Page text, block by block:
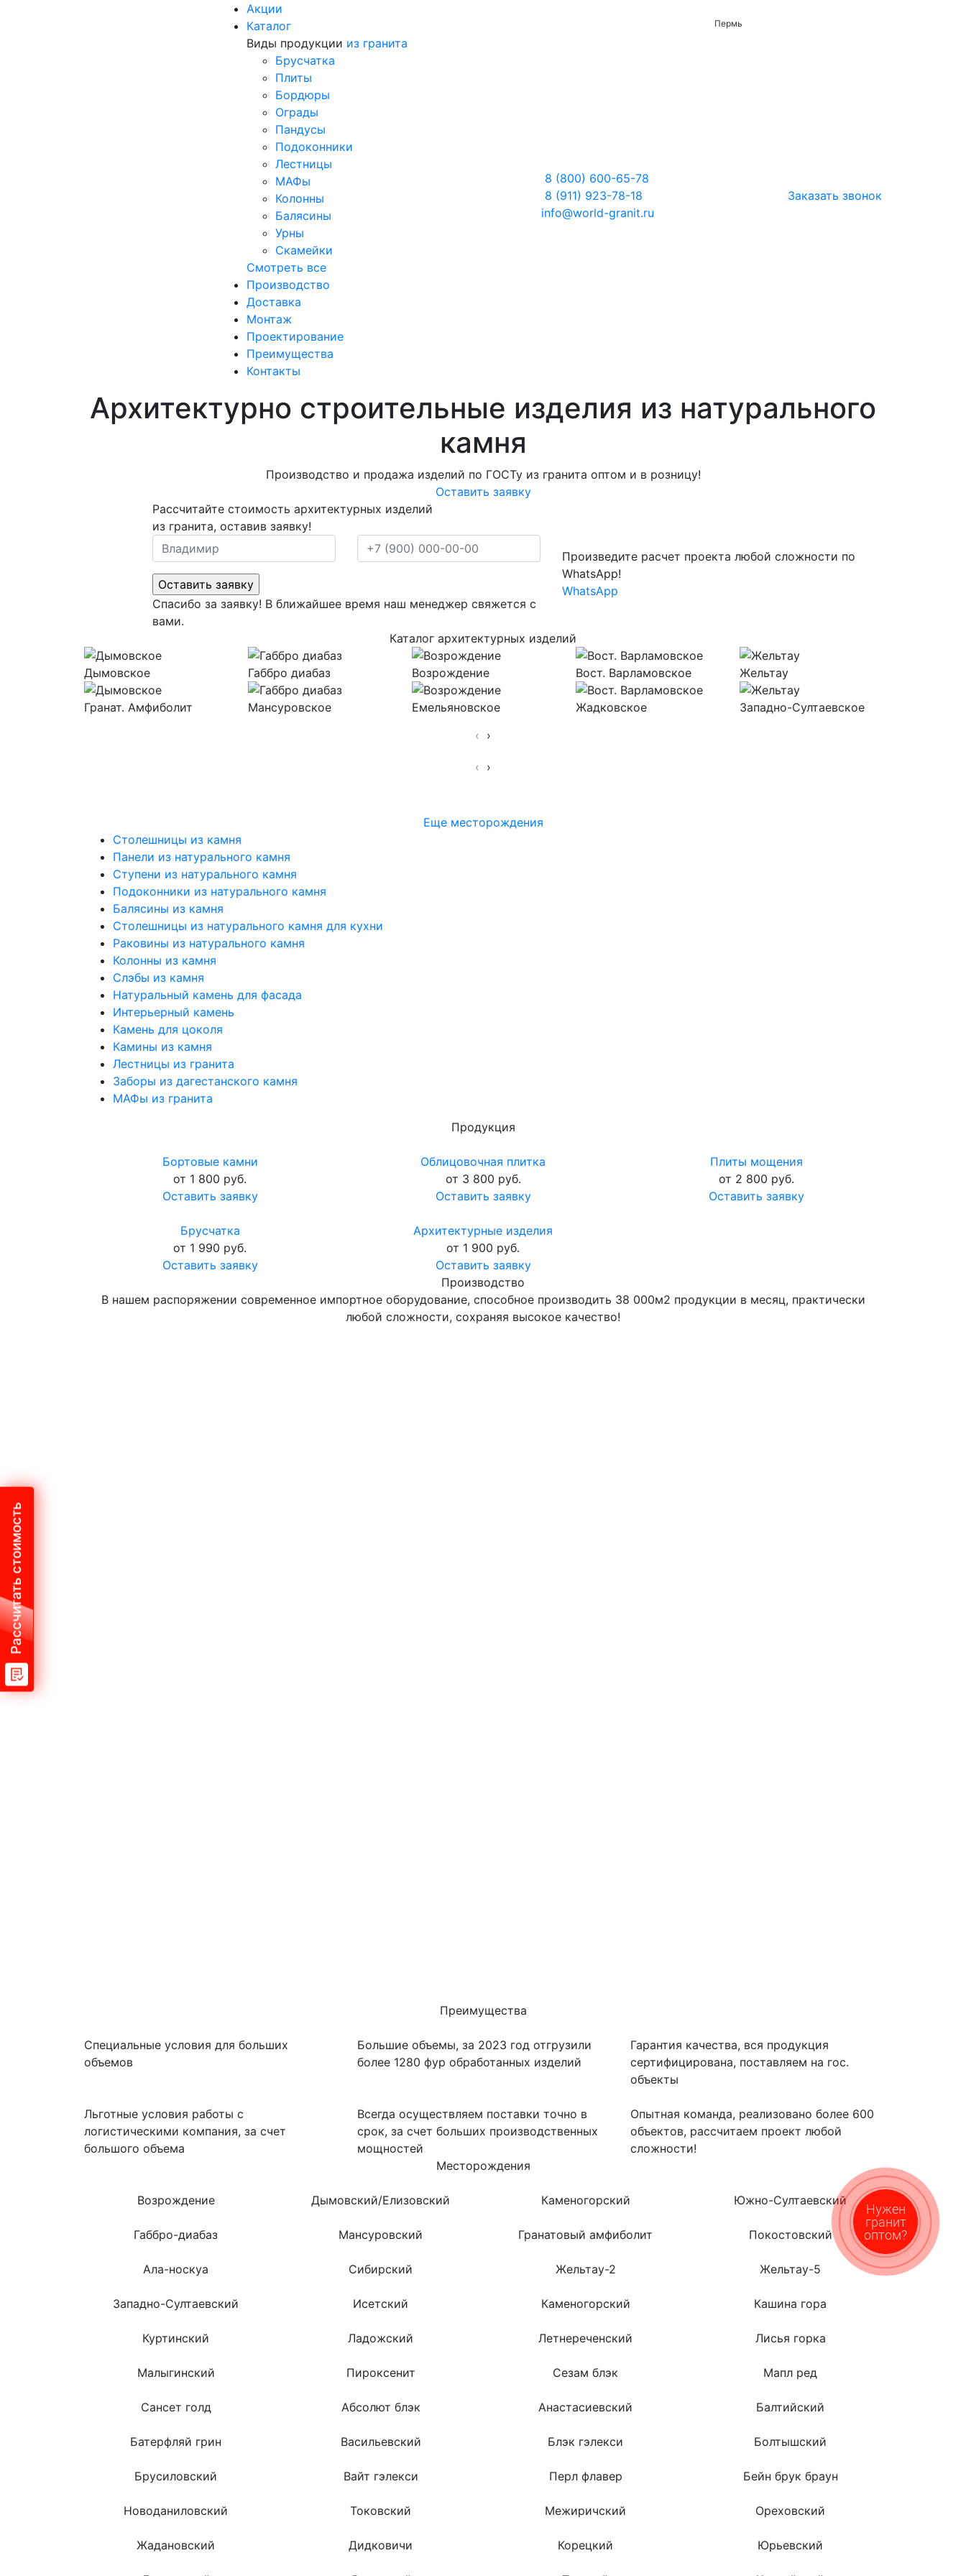
Акции
Каталог
Виды продукции из гранита
Брусчатка
Плиты
Бордюры
Ограды
Пандусы
Подоконники
Лестницы
МАФы
Колонны
Балясины
Урны
Скамейки
Смотреть все
Производство
Доставка
Монтаж
Проектирование
Преимущества
Контакты
Пермь
8 (800) 600-65-78
8 (911) 923-78-18
info@world-granit.ru
Заказать звонок
Архитектурно строительные изделия из натурального
камня
Производство и продажа изделий по ГОСТу из гранита оптом и в розницу!
Оставить заявку
Рассчитайте стоимость архитектурных изделий
из гранита, оставив заявку!
Спасибо за заявку! В ближайшее время наш менеджер свяжется с
вами.
Произведите расчет проекта любой сложности по
WhatsApp!
WhatsApp
Каталог архитектурных изделий
Дымовское
Гранат. Амфиболит
Габбро диабаз
Мансуровское
Возрождение
Емельяновское
Вост. Варламовское
Жадковское
Жельтау
Западно-Султаевское
‹ ›
‹ ›
Еще месторождения
Столешницы из камня
Панели из натурального камня
Ступени из натурального камня
Подоконники из натурального камня
Балясины из камня
Столешницы из натурального камня для кухни
Раковины из натурального камня
Колонны из камня
Слэбы из камня
Натуральный камень для фасада
Интерьерный камень
Камень для цоколя
Камины из камня
Лестницы из гранита
Заборы из дагестанского камня
МАФы из гранита
Продукция
Бортовые камни
от 1 800 руб.
Оставить заявку
Облицовочная плитка
от 3 800 руб.
Оставить заявку
Плиты мощения
от 2 800 руб.
Оставить заявку
Брусчатка
от 1 990 руб.
Оставить заявку
Архитектурные изделия
от 1 900 руб.
Оставить заявку
Производство
В нашем распоряжении современное импортное оборудование, способное производить 38 000м2 продукции в месяц, практически
любой сложности, сохраняя высокое качество!
Преимущества
Специальные условия для больших
объемов
Большие объемы, за 2023 год отгрузили
более 1280 фур обработанных изделий
Гарантия качества, вся продукция
сертифицирована, поставляем на гос.
объекты
Льготные условия работы с
логистическими компания, за счет
большого объема
Всегда осуществляем поставки точно в
срок, за счет больших производственных
мощностей
Опытная команда, реализовано более 600
объектов, рассчитаем проект любой
сложности!
Месторождения
Возрождение Дымовский/Елизовский Каменогорский Южно-Султаевский
Габбро-диабаз Мансуровский Гранатовый амфиболит Покостовский
Ала-носкуа Сибирский Жельтау-2 Жельтау-5
Западно-Султаевский Исетский Каменогорский Кашина гора
Куртинский Ладожский Летнереченский Лисья горка
Малыгинский Пироксенит Сезам блэк Мапл ред
Сансет голд Абсолют блэк Анастасиевский Балтийский
Батерфляй грин Васильевский Блэк гэлекси Болтышский
Брусиловский Вайт гэлекси Перл флавер Бейн брук браун
Новоданиловский Токовский Межиричский Ореховский
Жадановский Дидковичи Корецкий Юрьевский
Рассчитать стоимость
Нужен
гранит
оптом?